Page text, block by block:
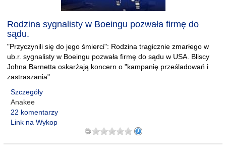
Rodzina sygnalisty w Boeingu pozwała firmę do
sądu.
"Przyczynili się do jego śmierci": Rodzina tragicznie zmarłego w
ub.r. sygnalisty w Boeingu pozwała firmę do sądu w USA. Bliscy
Johna Barnetta oskarżają koncern o "kampanię prześladowań i
zastraszania"
Szczegóły
Anakee
22 komentarzy
Link na Wykop